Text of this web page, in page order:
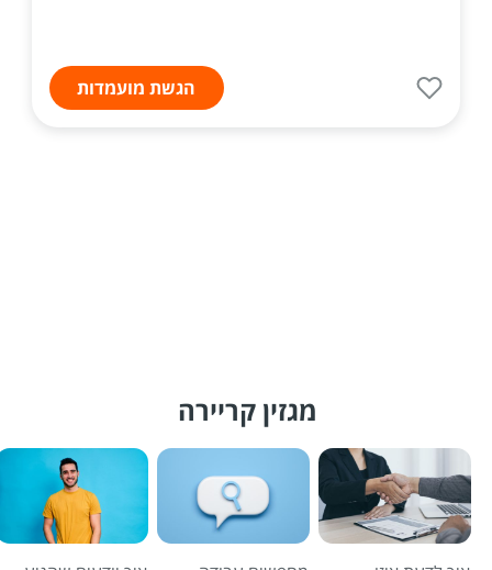
הגשת מועמדות
מגזין קריירה